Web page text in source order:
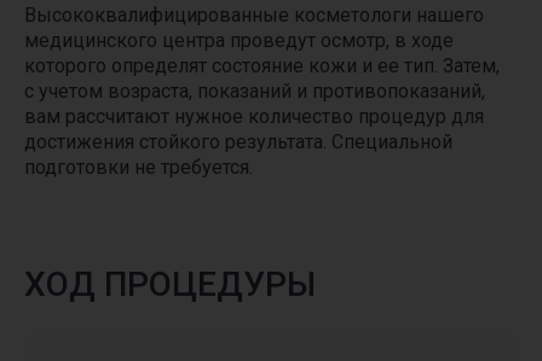
Высококвалифицированные косметологи нашего
медицинского центра проведут осмотр, в ходе
которого определят состояние кожи и ее тип. Затем,
с учетом возраста, показаний и противопоказаний,
вам рассчитают нужное количество процедур для
достижения стойкого результата. Специальной
подготовки не требуется.
ХОД ПРОЦЕДУРЫ